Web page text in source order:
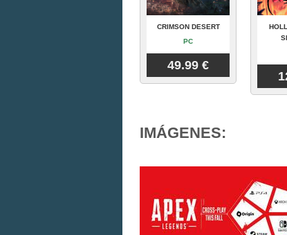
CRIMSON DESERT
PC
49.99 €
IMÁGENES: